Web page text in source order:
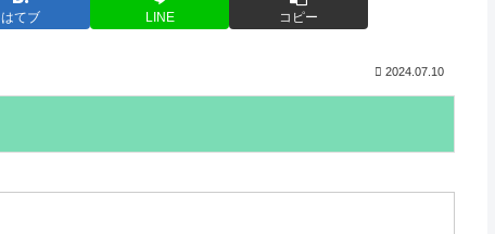
はてブ LINE コピー
2024.07.10